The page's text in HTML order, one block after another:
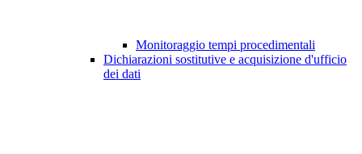
Monitoraggio tempi procedimentali
Dichiarazioni sostitutive e acquisizione d'ufficio
dei dati